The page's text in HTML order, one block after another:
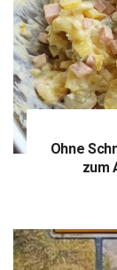
Ohne
zum